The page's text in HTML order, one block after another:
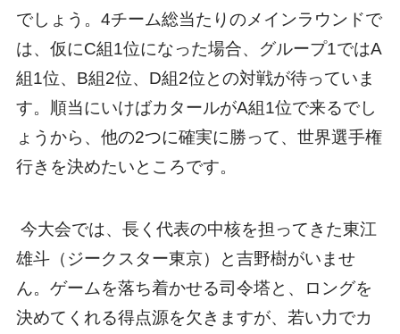
でしょう。4チーム総当たりのメインラウンドで
は、仮にC組1位になった場合、グループ1ではA
組1位、B組2位、D組2位との対戦が待っていま
す。順当にいけばカタールがA組1位で来るでし
ょうから、他の2つに確実に勝って、世界選手権
行きを決めたいところです。
今大会では、長く代表の中核を担ってきた東江
雄斗（ジークスター東京）と吉野樹がいませ
ん。ゲームを落ち着かせる司令塔と、ロングを
決めてくれる得点源を欠きますが、若い力でカ